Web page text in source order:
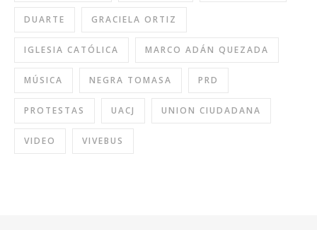
DUARTE GRACIELA ORTIZ
IGLESIA CATÓLICA MARCO ADÁN QUEZADA
MÚSICA NEGRA TOMASA PRD
PROTESTAS UACJ UNION CIUDADANA
VIDEO VIVEBUS